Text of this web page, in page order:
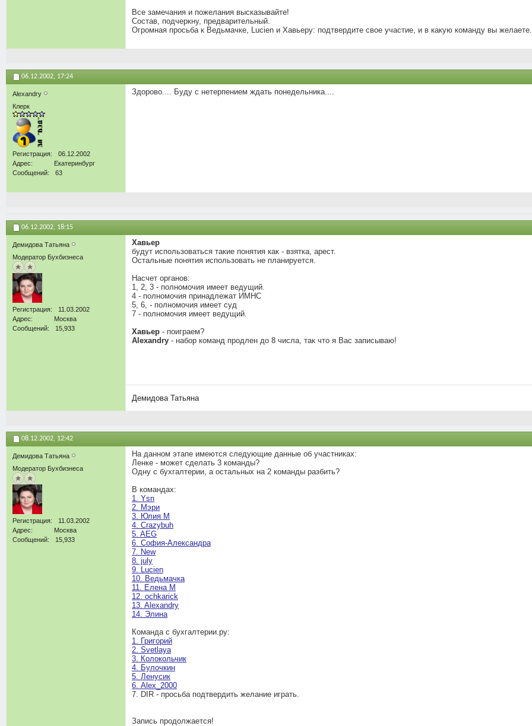
Все замечания и пожелания высказывайте!
Состав, подчеркну, предварительный.
Огромная просьба к Ведьмачке, Lucien и Хавьеру: подтвердите свое участие, и в какую команду вы желаете.
06.12.2002, 17:24
Alexandry
Клерк
Регистрация
06.12.2002
Адрес
Екатеринбург
Сообщений
63
Здорово.... Буду с нетерпением ждать понедельника....
06.12.2002, 18:15
Демидова Татьяна
Модератор Бухбизнеса
Регистрация
11.03.2002
Адрес
Москва
Сообщений
15,933
Хавьер
будут использоваться такие понятия как - взятка, арест.
Остальные понятия использовать не планируется.
Насчет органов:
1, 2, 3 - полномочия имеет ведущий.
4 - полномочия принадлежат ИМНС
5, 6, - полномочия имеет суд
7 - полномочия имеет ведущий.
Хавьер - поиграем?
Alexandry - набор команд продлен до 8 числа, так что я Вас записываю!
Демидова Татьяна
08.12.2002, 12:42
Демидова Татьяна
Модератор Бухбизнеса
Регистрация
11.03.2002
Адрес
Москва
Сообщений
15,933
На данном этапе имеются следующие данные об участниках:
Ленке - может сделать 3 команды?
Одну с бухгалтерии, а остальных на 2 команды разбить?
В командах:
1. Ysn
2. Мэри
3. Юлия М
4. Crazybuh
5. AEG
6. София-Александра
7. New
8. july
9. Lucien
10. Ведьмачка
11. Елена М
12. ochkarick
13. Alexandry
14. Элина
Команда с бухгалтерии.ру:
1. Григорий
2. Svetlaya
3. Колокольчик
4. Булочкин
5. Ленусик
6. Alex_2000
7. DIR - просьба подтвердить желание играть.
Запись продолжается!